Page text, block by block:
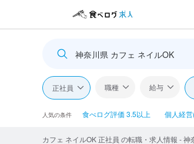
神奈川県 カフェ ネイルOK
正社員 職種 給与
人気の条件 食べログ評価 3.5以上 個人経
カフェ ネイルOK 正社員 の転職・求人情報 - 神